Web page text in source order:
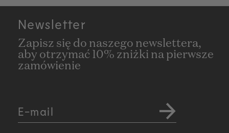
Newsletter
Zapisz się do naszego newslettera,
aby otrzymać 10% zniżki na pierwsze
zamówienie
E-mail